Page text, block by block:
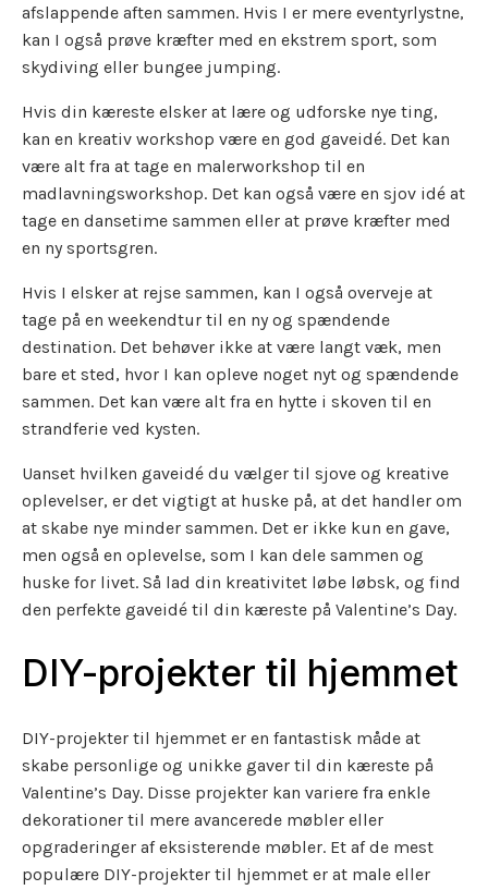
afslappende aften sammen. Hvis I er mere eventyrlystne,
kan I også prøve kræfter med en ekstrem sport, som
skydiving eller bungee jumping.
Hvis din kæreste elsker at lære og udforske nye ting,
kan en kreativ workshop være en god gaveidé. Det kan
være alt fra at tage en malerworkshop til en
madlavningsworkshop. Det kan også være en sjov idé at
tage en dansetime sammen eller at prøve kræfter med
en ny sportsgren.
Hvis I elsker at rejse sammen, kan I også overveje at
tage på en weekendtur til en ny og spændende
destination. Det behøver ikke at være langt væk, men
bare et sted, hvor I kan opleve noget nyt og spændende
sammen. Det kan være alt fra en hytte i skoven til en
strandferie ved kysten.
Uanset hvilken gaveidé du vælger til sjove og kreative
oplevelser, er det vigtigt at huske på, at det handler om
at skabe nye minder sammen. Det er ikke kun en gave,
men også en oplevelse, som I kan dele sammen og
huske for livet. Så lad din kreativitet løbe løbsk, og find
den perfekte gaveidé til din kæreste på Valentine’s Day.
DIY-projekter til hjemmet
DIY-projekter til hjemmet er en fantastisk måde at
skabe personlige og unikke gaver til din kæreste på
Valentine’s Day. Disse projekter kan variere fra enkle
dekorationer til mere avancerede møbler eller
opgraderinger af eksisterende møbler. Et af de mest
populære DIY-projekter til hjemmet er at male eller